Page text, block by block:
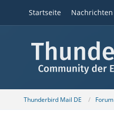
Startseite Nachrichten
Thunderbird Mail DE Forum